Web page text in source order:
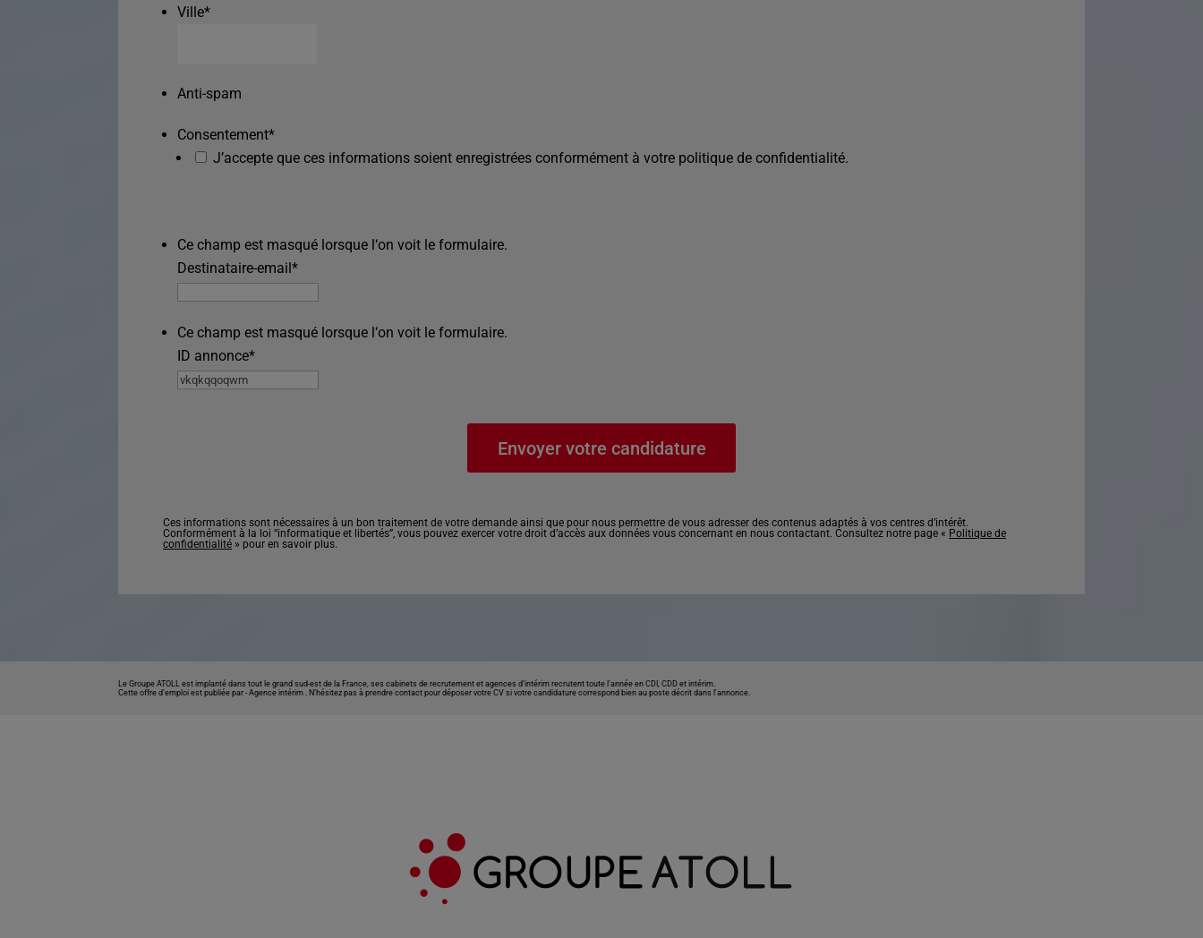
Ville*
Anti-spam
Consentement*
J’accepte que ces informations soient enregistrées conformément à votre politique de confidentialité.
Ce champ est masqué lorsque l‘on voit le formulaire.
Destinataire-email*
Ce champ est masqué lorsque l‘on voit le formulaire.
ID annonce*
Ces informations sont nécessaires à un bon traitement de votre demande ainsi que pour nous permettre de vous adresser des contenus adaptés à vos centres d’intérêt.
Conformément à la loi “informatique et libertés”, vous pouvez exercer votre droit d’accès aux données vous concernant en nous contactant. Consultez notre page « Politique de
confidentialité » pour en savoir plus.
Le Groupe ATOLL est implanté dans tout le grand sud-est de la France, ses cabinets de recrutement et agences d’intérim recrutent toute l’année en CDI, CDD et intérim.
Cette offre d’emploi est publiée par -Agence intérim . N’hésitez pas à prendre contact pour déposer votre CV si votre candidature correspond bien au poste décrit dans l'annonce.